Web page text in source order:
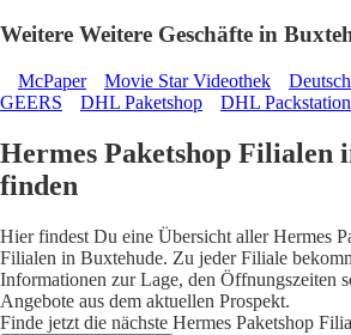
Weitere Weitere Geschäfte in
McPaper Movie Star Videothek
GEERS
DHL Paketshop DHL Packstation
Hermes Paketshop Filialen
finden
Hier findest Du eine Übersicht aller Hermes
Filialen in Buxtehude. Zu jeder Filiale
Informationen zur Lage, den Öffnungszeiten
Angebote aus dem aktuellen Prospekt.
Finde jetzt die nächste Hermes Paketshop